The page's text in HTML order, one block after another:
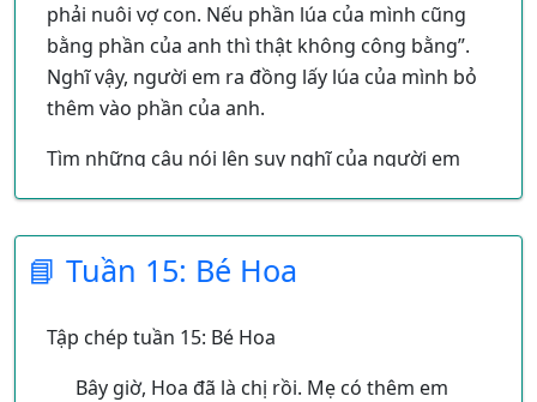
phải nuôi vợ con. Nếu phần lúa của mình cũng
bằng phần của anh thì thật không công bằng”.
Nghĩ vậy, người em ra đồng lấy lúa của mình bỏ
thêm vào phần của anh.
Tìm những câu nói lên suy nghĩ của người em
Suy nghĩ của người em được ghi với những dấu
câu nào?
📘 Tuần 15: Bé Hoa
Tập chép tuần 15: Bé Hoa
Bây giờ, Hoa đã là chị rồi. Mẹ có thêm em